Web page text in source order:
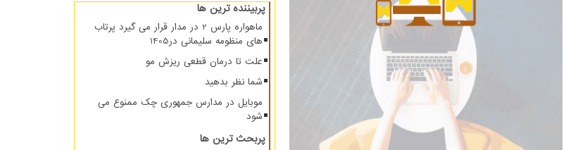
پربیننده ترین ها
ماهواره پارس 2 در مدار قرار می گیرد پرتاب
های منظومه سلیمانی در1405
علت تا درمان قطعی ریزش مو
شما نظر بدهید
موبایل در مدارس جمهوری چک ممنوع می
شود
پربحث ترین ها